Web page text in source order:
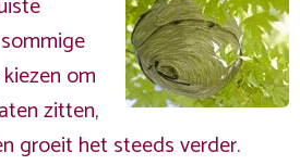
om
zitten,
groeit het steeds verder.